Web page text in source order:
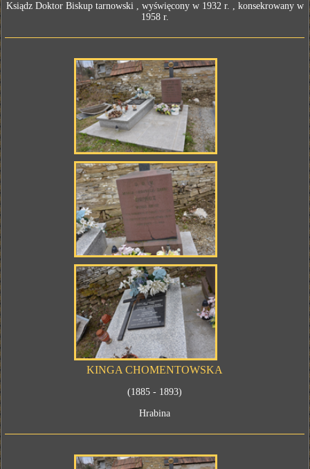
Ksiądz Doktor Biskup tarnowski , wyświęcony w 1932 r. , konsekrowany w
1958 r.
KINGA CHOMENTOWSKA
(1885 - 1893)
Hrabina